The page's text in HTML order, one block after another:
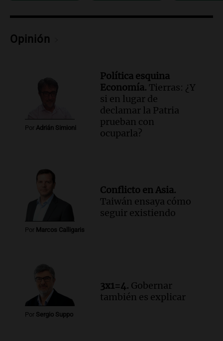
más femicidios del país, según informe
Panorama Federal
Opinión
Por Adrián Simioni
Política esquina
Economía. Tierras: ¿Y
si en lugar de
declamar la Patria
prueban con
ocuparla?
Por Marcos Calligaris
Conflicto en Asia.
Taiwán ensaya cómo
seguir existiendo
Por Sergio Suppo
3x1=4. Gobernar
también es explicar